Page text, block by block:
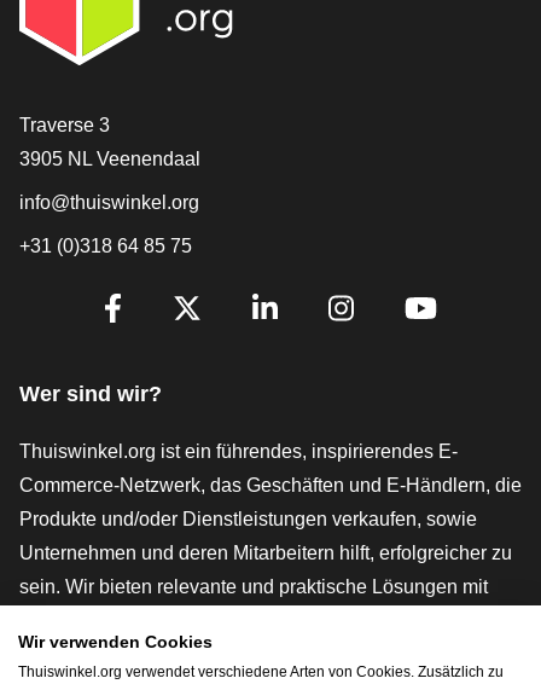
[_General:Contact]
Traverse 3
3905 NL Veenendaal
info@thuiswinkel.org
+31 (0)318 64 85 75
[_General:SocialMediaTitle]
Wer sind wir?
Thuiswinkel.org ist ein führendes, inspirierendes E-
Commerce-Netzwerk, das Geschäften und E-Händlern, die
Produkte und/oder Dienstleistungen verkaufen, sowie
Unternehmen und deren Mitarbeitern hilft, erfolgreicher zu
sein. Wir bieten relevante und praktische Lösungen mit
rechtlichen Instrumenten und Beratung,
Wir verwenden Cookies
Thuiswinkel.org verwendet verschiedene Arten von Cookies. Zusätzlich zu